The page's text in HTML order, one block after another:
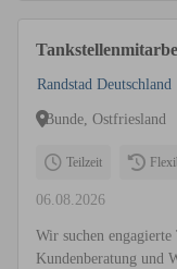
Randstad Deutschland
Bunde, Ostfriesland
Teilzeit
06.08.2026
Wir suchen
Kundenberatung und